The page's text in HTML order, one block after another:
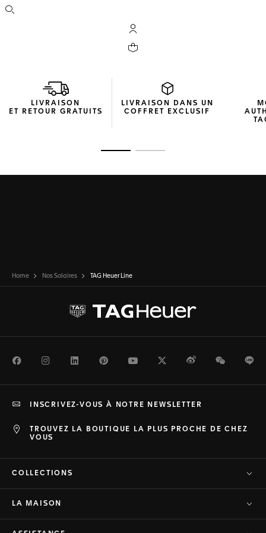
Ouvrir la barre de recherche
Compte My TAG Heuer
Votre panier contient 0 produit(s)
LIVRAISON
ET RETOUR GRATUITS
LIVRAISON DANS UN
COFFRET EXCLUSIF
Home Nos Solaires TAG Heuer Line
FacebookInstagramLinkedInPinterestYoutubeTwitterWeiboWeChat
TROUVEZ LA BOUTIQUE LA PLUS PROCHE DE CHEZ
VOUS
INSCRIVEZ-VOUS À NOTRE NEWSLETTER
COLLECTIONS
LA MAISON